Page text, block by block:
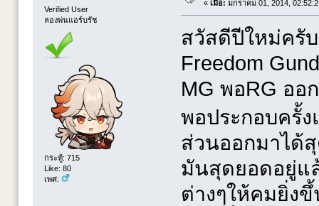
Verified User
ลองพ่นแอร์บรัช
กระทู้: 715
Like: 80
เพศ:
« เมื่อ: มกราคม 01, 2014,
สวัสดีปีใหม่ครั
Freedom
MG พอRG ออ
พอประกอบครั้
ส่วนออกมาได้
มันสุดยอดอยู่แ
ต่างๆให้คมยิ่งขึ้